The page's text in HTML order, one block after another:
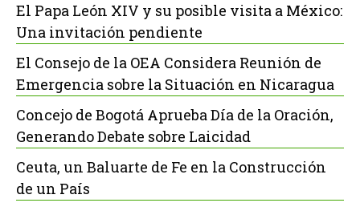
El Papa León XIV y su posible visita a México:
Una invitación pendiente
El Consejo de la OEA Considera Reunión de
Emergencia sobre la Situación en Nicaragua
Concejo de Bogotá Aprueba Día de la Oración,
Generando Debate sobre Laicidad
Ceuta, un Baluarte de Fe en la Construcción
de un País